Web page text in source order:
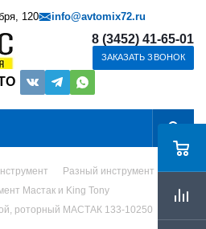
120 info@avtomix72.ru
8 (3452) 41-65-01
ЗАКАЗАТЬ ЗВОНОК
Разный инструмент
Мастак и King Tony
роторный МАСТАК 133-10250